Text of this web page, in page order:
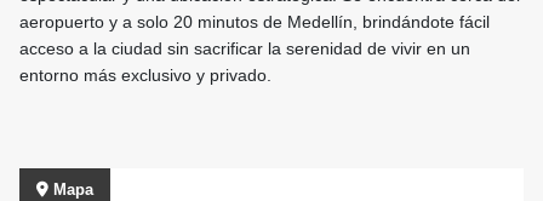
aeropuerto y a solo 20 minutos de Medellín, brindándote fácil
acceso a la ciudad sin sacrificar la serenidad de vivir en un
entorno más exclusivo y privado.
Mapa